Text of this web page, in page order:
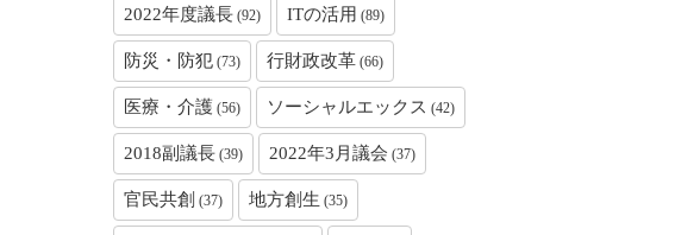
2022年度議長 (92) ITの活用 (89)
防災・防犯 (73) 行財政改革 (66)
医療・介護 (56) ソーシャルエックス (42)
2018副議長 (39) 2022年3月議会 (37)
官民共創 (37) 地方創生 (35)